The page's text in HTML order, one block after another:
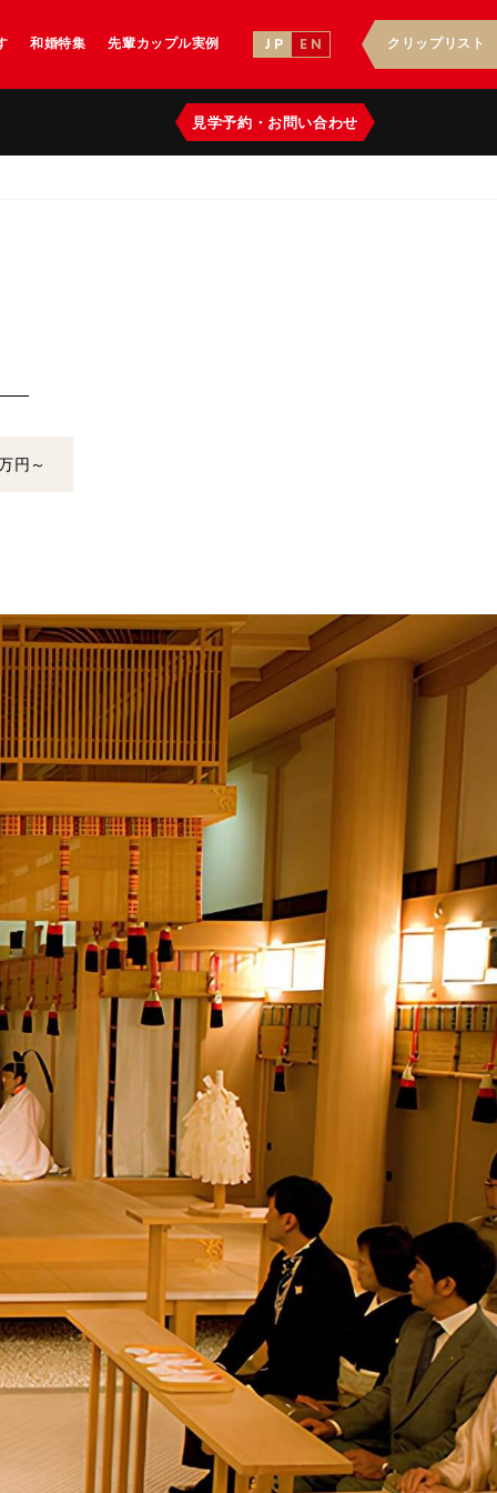
和婚特集 先輩カップル実例 J P E N クリップリスト
見学予約 ・ お問い合わせ
円～